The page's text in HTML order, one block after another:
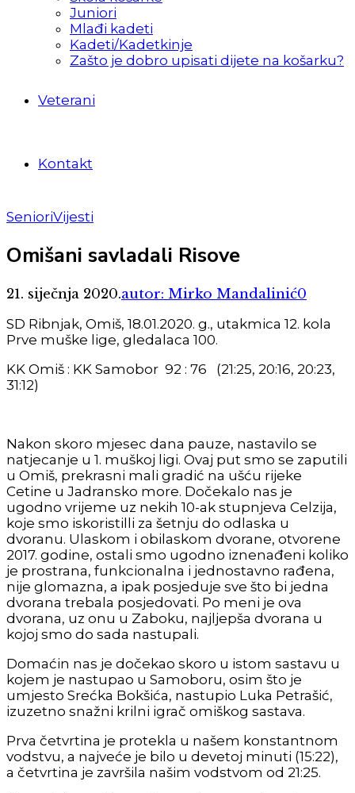
Juniori
Mlađi kadeti
Kadeti/Kadetkinje
Zašto je dobro upisati dijete na košarku?
Veterani
Kontakt
SenioriVijesti
Omišani savladali Risove
21. siječnja 2020.autor: Mirko Mandalinić0
SD Ribnjak, Omiš, 18.01.2020. g., utakmica 12. kola
Prve muške lige, gledalaca 100.
KK Omiš : KK Samobor 92 : 76 (21:25, 20:16, 20:23,
31:12)
Nakon skoro mjesec dana pauze, nastavilo se
natjecanje u 1. muškoj ligi. Ovaj put smo se zaputili
u Omiš, prekrasni mali gradić na ušću rijeke
Cetine u Jadransko more. Dočekalo nas je
ugodno vrijeme uz nekih 10-ak stupnjeva Celzija,
koje smo iskoristilli za šetnju do odlaska u
dvoranu. Ulaskom i obilaskom dvorane, otvorene
2017. godine, ostali smo ugodno iznenađeni koliko
je prostrana, funkcionalna i jednostavno rađena,
nije glomazna, a ipak posjeduje sve što bi jedna
dvorana trebala posjedovati. Po meni je ova
dvorana, uz onu u Zaboku, najljepša dvorana u
kojoj smo do sada nastupali.
Domaćin nas je dočekao skoro u istom sastavu u
kojem je nastupao u Samoboru, osim što je
umjesto Srećka Bokšića, nastupio Luka Petrašić,
izuzetno snažni krilni igrač omiškog sastava.
Prva četvrtina je protekla u našem konstantnom
vodstvu, a najveće je bilo u devetoj minuti (15:22),
a četvrtina je završila našim vodstvom od 21:25.